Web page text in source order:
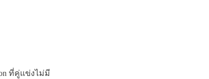
ที่คู่แข่งไม่มี